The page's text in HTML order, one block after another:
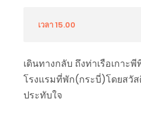
เวลา 15.00
เดินทางกลับ ถึงท่าเรือเกาะ
โรงแรมที่พัก(กระบี่)โดยสวั
ประทับใจ